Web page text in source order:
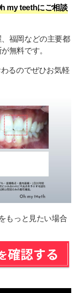
my teethにご相談
福岡などの主要都
無料です。
るのでぜひお気軽
もっと見たい場合